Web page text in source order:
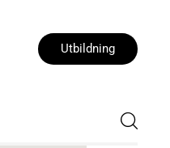
Utbildning